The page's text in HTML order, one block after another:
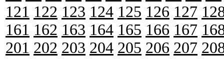
121 122 123 124 125 126 127
161 162 163 164 165 166 167
201 202 203 204 205 206 207